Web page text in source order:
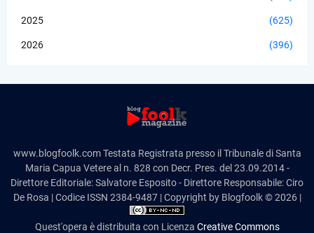
2025 (625)
2026 (396)
www.blogfoolk.com Testata Registrata presso il Tribunale di Santa
Maria Capua Vetere al n. 828 con Decr. Pres. del 23.09.2014 -
Direttore Editoriale: Salvatore Esposito - Direttore Responsabile: Ciro
De Rosa | Codice ISSN 2384-9487 | Copyright by Blogfoolk © 2026 |
Quest'opera è distribuita con Licenza Creative Commons